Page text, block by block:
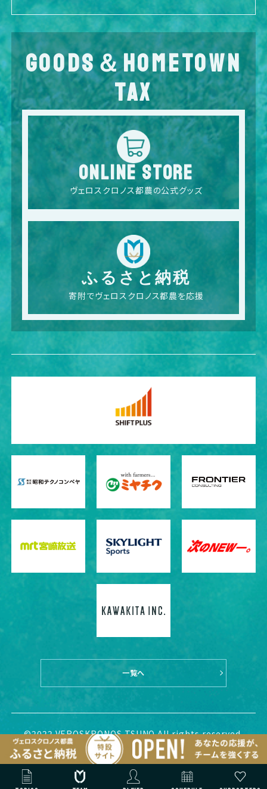
GOODS＆HOMETOWN
TAX
ONLINE STORE
ヴェロスクロノス都農の公式グッズ
ふるさと納税
寄附でヴェロスクロノス都農を応援
一覧へ
©2022 VEROSKRONOS TSUNO All rights reserved.